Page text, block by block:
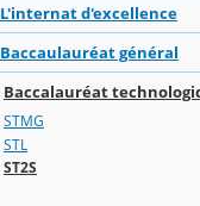
L'internat d'excellence
Baccaulauréat général
Baccalauréat
STMG
STL
ST2S